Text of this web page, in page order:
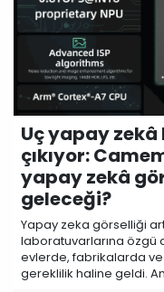
Uç yapay
çıkıyor:
yapay zekâ
geleceği?
Yapay zeka görselliği
laboratuvarlarına özgü
evlerde, fabrikalarda
gereklilik haline geldi.